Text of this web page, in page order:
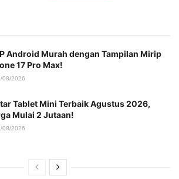
Android Murah dengan Tampilan Mirip
17 Pro Max!
08/2026
Tablet Mini Terbaik Agustus 2026,
Mulai 2 Jutaan!
08/2026